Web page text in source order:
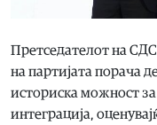
Претседателот на
на партијата порача
историска можност
интеграција,